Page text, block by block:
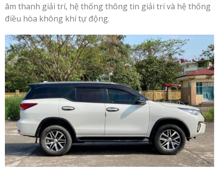
âm thanh giải trí, hệ thống thông tin giải trí và hệ thống
điều hòa không khí tự động.